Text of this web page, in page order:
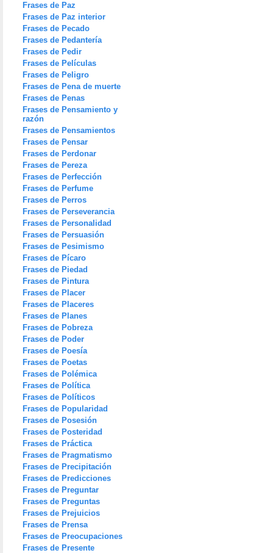
Frases de Paz
Frases de Paz interior
Frases de Pecado
Frases de Pedantería
Frases de Pedir
Frases de Películas
Frases de Peligro
Frases de Pena de muerte
Frases de Penas
Frases de Pensamiento y
razón
Frases de Pensamientos
Frases de Pensar
Frases de Perdonar
Frases de Pereza
Frases de Perfección
Frases de Perfume
Frases de Perros
Frases de Perseverancia
Frases de Personalidad
Frases de Persuasión
Frases de Pesimismo
Frases de Pícaro
Frases de Piedad
Frases de Pintura
Frases de Placer
Frases de Placeres
Frases de Planes
Frases de Pobreza
Frases de Poder
Frases de Poesía
Frases de Poetas
Frases de Polémica
Frases de Política
Frases de Políticos
Frases de Popularidad
Frases de Posesión
Frases de Posteridad
Frases de Práctica
Frases de Pragmatismo
Frases de Precipitación
Frases de Predicciones
Frases de Preguntar
Frases de Preguntas
Frases de Prejuicios
Frases de Prensa
Frases de Preocupaciones
Frases de Presente